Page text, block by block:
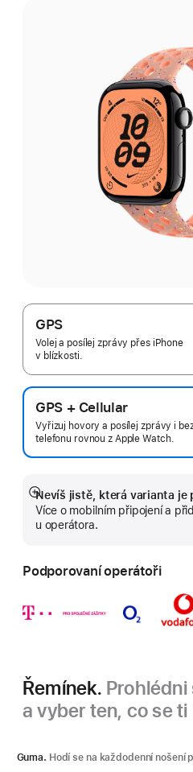
GPS
Volej a posílej zprávy přes iPhone
v blízkosti.
GPS + Cellular
Vyřizuj hovory a posílej zprávy i
telefonu rovnou z Apple Watch.
Nevíš jistě, která varianta je
Více o mobilním připojení a
u operátora.
Zobrazit
více
Podporovaní operátoři
Řemínek.
a vyber ten, co se ti
Guma. Hodí se na každodenní